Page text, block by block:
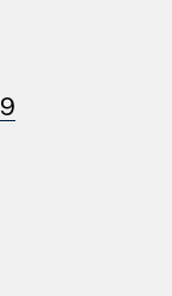
da
para download